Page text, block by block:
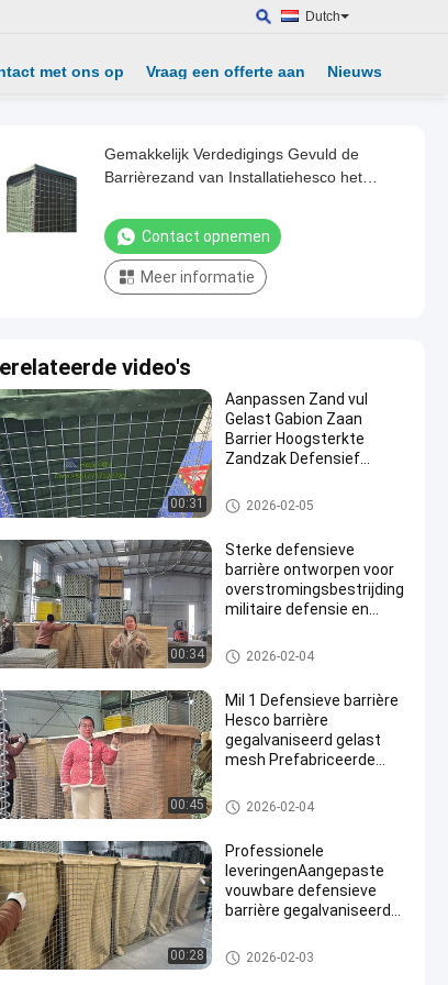
Dutch
met ons op Vraag een offerte aan Nieuws
Gemakkelijk Verdedigings Gevuld de
Barrièrezand van Installatiehesco het
Contact opnemen
Meer informatie
video's
00:31
Aanpassen Zand vul
Gelast Gabion Zaan
Barrier Hoogsterkte
Zandzak Defensief
Verdedigingsbarrière
2026-02-05
00:34
Sterke defensieve
barrière ontworpen voor
overstromingsbestrijding
militaire defensie en
duurzame materialen en
corrosiebestendige
Verdedigingsbarrière
2026-02-04
00:45
Mil 1 Defensieve barrière
Hesco barrière
gegalvaniseerd gelast
mesh Prefabriceerde
Militaire vestingwerken
Gemakkelijke montage
Verdedigingsbarrière
2026-02-04
00:28
Professionele
leveringenAangepaste
vouwbare defensieve
barrière gegalvaniseerde
overstroming defensieve
barrière explosie
Verdedigingsbarrière
2026-02-03